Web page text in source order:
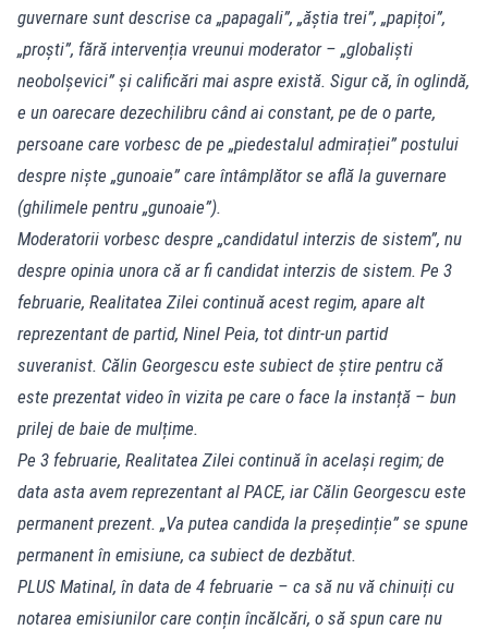
guvernare sunt descrise ca „papagali”, „ăștia trei”, „papițoi”,
„proști”, fără intervenția vreunui moderator – „globaliști
neobolșevici” și calificări mai aspre există. Sigur că, în oglindă,
e un oarecare dezechilibru când ai constant, pe de o parte,
persoane care vorbesc de pe „piedestalul admirației” postului
despre niște „gunoaie” care întâmplător se află la guvernare
(ghilimele pentru „gunoaie”).
Moderatorii vorbesc despre „candidatul interzis de sistem”, nu
despre opinia unora că ar fi candidat interzis de sistem. Pe 3
februarie, Realitatea Zilei continuă acest regim, apare alt
reprezentant de partid, Ninel Peia, tot dintr-un partid
suveranist. Călin Georgescu este subiect de știre pentru că
este prezentat video în vizita pe care o face la instanță – bun
prilej de baie de mulțime.
Pe 3 februarie, Realitatea Zilei continuă în același regim; de
data asta avem reprezentant al PACE, iar Călin Georgescu este
permanent prezent. „Va putea candida la președinție” se spune
permanent în emisiune, ca subiect de dezbătut.
PLUS Matinal, în data de 4 februarie – ca să nu vă chinuiți cu
notarea emisiunilor care conțin încălcări, o să spun care nu